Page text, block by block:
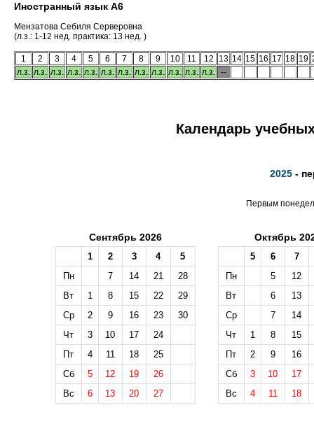
Иностранный язык А6
Мензатова Себиля Серверовна
(л.з.: 1-12 нед. практика: 13 нед. )
1 2 3 4 5 6 7 8 9 10 11 12 13 14 15 16 17 18 19
л.з. л.з. л.з. л.з. л.з. л.з. л.з. л.з. л.з. л.з. л.з. л.з. --
Календарь
2025 -
Первым
Сентябрь 2026
1 2 3 4
5
Пн
7 14 21
28
Вт
1 8 15 22
29
Ср
2 9 16 23
30
Чт
3 10 17
24
Пт
4 11 18
25
Сб
5 12 19
26
Вс
6 13 20 27
Октябрь
5 6
7
Пн
5
12
Вт
6
13
Ср
7
14
Чт
1 8
15
Пт
2 9
16
Сб
3 10
17
Вс
4 11 18